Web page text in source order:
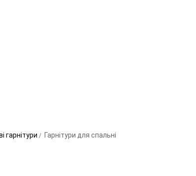
гарнітури Гарнітури для спальні